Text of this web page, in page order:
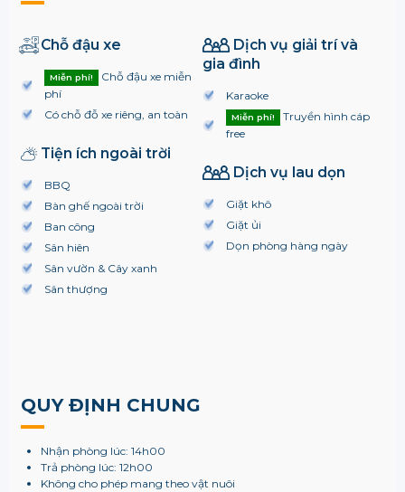
Chỗ đậu xe
Miễn phí!
Chỗ đậu xe miễn
phí
Có chỗ đỗ xe riêng, an toàn
Tiện ích ngoài trời
BBQ
Bàn ghế ngoài trời
Ban công
Sân hiên
Sân vườn & Cây xanh
Sân thượng
Dịch vụ giải trí và
gia đình
Karaoke
Miễn phí!
Truyền hình cáp
free
Dịch vụ lau dọn
Giặt khô
Giặt ủi
Dọn phòng hàng ngày
QUY ĐỊNH CHUNG
Nhận phòng lúc: 14h00
Trả phòng lúc: 12h00
Không cho phép mang theo vật nuôi